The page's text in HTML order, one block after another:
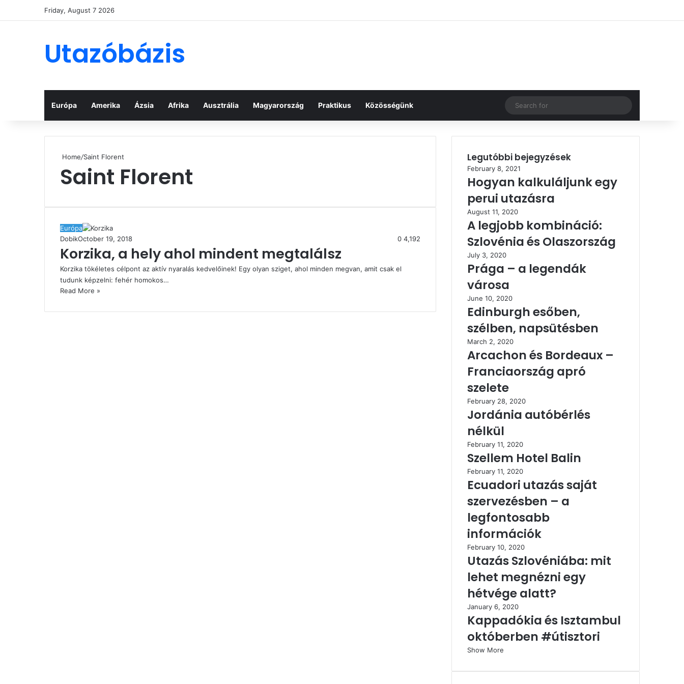
Friday, August 7 2026
Utazóbázis
Európa Amerika Ázsia Afrika Ausztrália Magyarország Praktikus Közösségünk
for
Home/Saint Florent
Saint Florent
Európa
DobikOctober 19, 2018 0 4,192
Korzika, a hely ahol mindent megtalálsz
Korzika tökéletes célpont az aktív nyaralás kedvelőinek! Egy olyan sziget, ahol minden megvan, amit csak el
tudunk képzelni: fehér homokos…
Read More »
Legutóbbi bejegyzések
February 8, 2021
Hogyan kalkuláljunk egy
perui utazásra
August 11, 2020
A legjobb kombináció:
Szlovénia és Olaszország
July 3, 2020
Prága – a legendák
városa
June 10, 2020
Edinburgh esőben,
szélben, napsütésben
March 2, 2020
Arcachon és Bordeaux –
Franciaország apró
szelete
February 28, 2020
Jordánia autóbérlés
nélkül
February 11, 2020
Szellem Hotel Balin
February 11, 2020
Ecuadori utazás saját
szervezésben – a
legfontosabb
információk
February 10, 2020
Utazás Szlovéniába: mit
lehet megnézni egy
hétvége alatt?
January 6, 2020
Kappadókia és Isztambul
októberben #útisztori
Show More